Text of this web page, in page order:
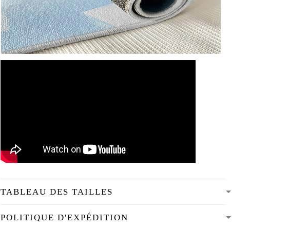
TABLEAU DES TAILLES
POLITIQUE D'EXPÉDITION